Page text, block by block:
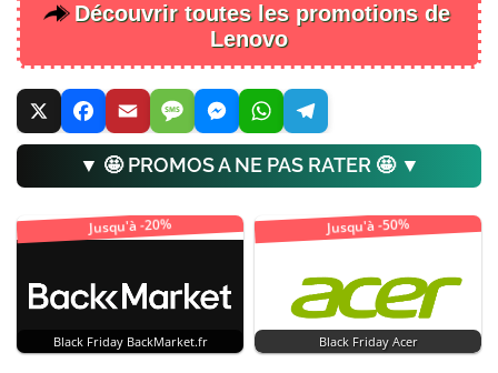
Découvrir toutes les promotions de
Lenovo
▼ 🤩 PROMOS A NE PAS RATER 🤩 ▼
Jusqu'à -20%
Black Friday BackMarket.fr
Jusqu'à -50%
Black Friday Acer